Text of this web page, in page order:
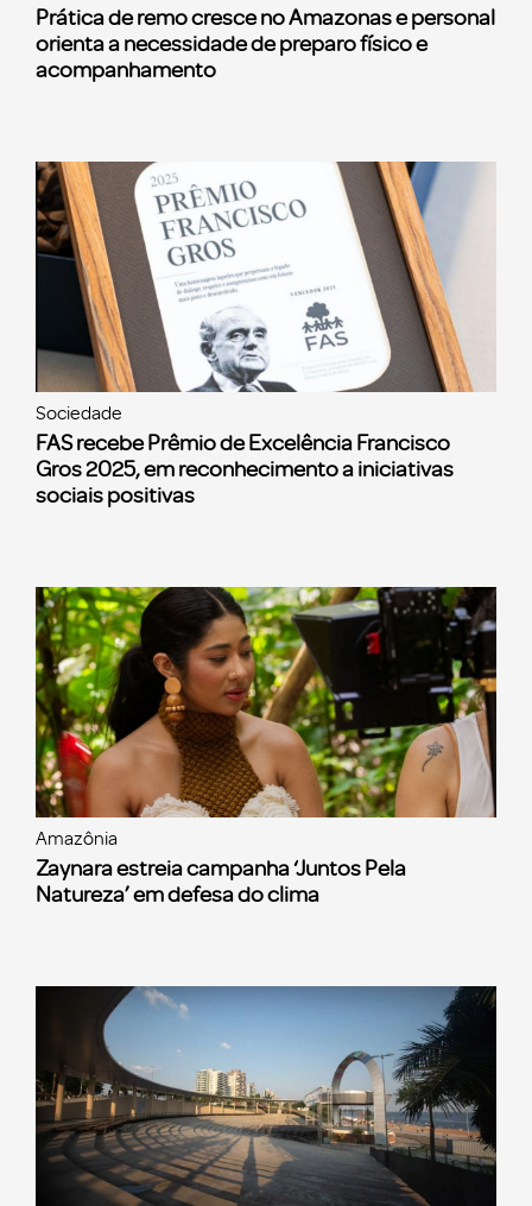
Prática de remo cresce no Amazonas e personal
orienta a necessidade de preparo físico e
acompanhamento
Sociedade
FAS recebe Prêmio de Excelência Francisco
Gros 2025, em reconhecimento a iniciativas
sociais positivas
Amazônia
Zaynara estreia campanha ‘Juntos Pela
Natureza’ em defesa do clima